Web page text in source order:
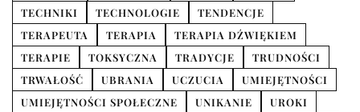
TECHNIKI
TECHNOLOGIE
TENDENCJE
TERAPEUTA
TERAPIA
TERAPIA DŹWIĘKIEM
TERAPIE
TOKSYCZNA TRADYCJE
TRUDNOŚCI
TRWAŁOŚĆ
UBRANIA UCZUCIA
UMIEJĘTNOŚCI
UMIEJĘTNOŚCI SPOŁECZNE
UNIKANIE
UROKI